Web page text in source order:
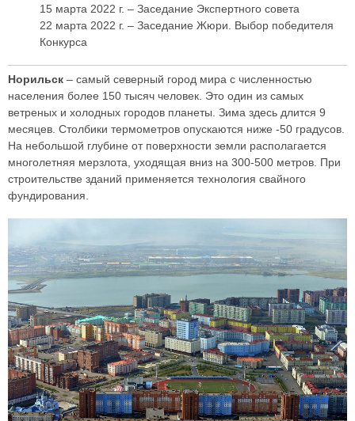
15 марта 2022 г. – Заседание Экспертного совета
22 марта 2022 г. – Заседание Жюри. Выбор победителя
Конкурса
Норильск – самый северный город мира с численностью
населения более 150 тысяч человек. Это один из самых
ветреных и холодных городов планеты. Зима здесь длится 9
месяцев. Столбики термометров опускаются ниже -50 градусов.
На небольшой глубине от поверхности земли располагается
многолетняя мерзлота, уходящая вниз на 300-500 метров. При
строительстве зданий применяется технология свайного
фундирования.